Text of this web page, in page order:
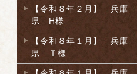
【令和８年２月】 兵庫
県 H様
【令和８年１月】 兵庫
県 Ｔ様